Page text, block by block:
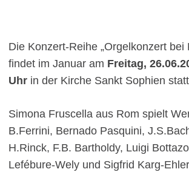
Die Konzert-Reihe „Orgelkonzert bei
findet im Januar am Freitag,
Uhr in der Kirche Sankt Sophien
Simona Fruscella aus Rom spielt
B.Ferrini, Bernado Pasquini,
H.Rinck, F.B. Bartholdy, Luigi
Lefébure-Wely und Sigfrid Karg-